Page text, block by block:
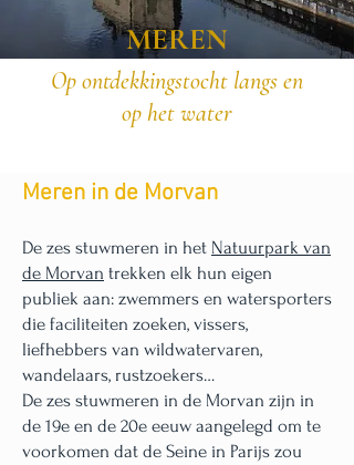
MEREN
Op ontdekkingstocht langs en
op het water
Meren in de Morvan
De zes stuwmeren in het Natuurpark van
de Morvan trekken elk hun eigen
publiek aan: zwemmers en watersporters
die faciliteiten zoeken, vissers,
liefhebbers van wildwatervaren,
wandelaars, rustzoekers…
De zes stuwmeren in de Morvan zijn in
de 19e en de 20e eeuw aangelegd om te
voorkomen dat de Seine in Parijs zou